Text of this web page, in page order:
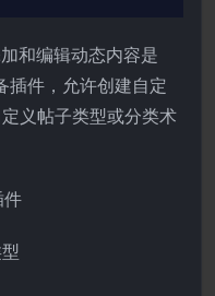
和编辑动态内容是
件，允许创建自定
义帖子类型或分类术